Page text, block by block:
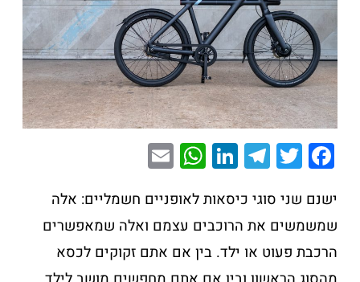
F
a
c
e
b
T
wi
tt
er
T
el
e
gr
a
Li
n
k
e
dI
W
h
at
s
A
ai
l
ישנם שני סוגי כיסאות לאופניים חשמליים: אלה
שמשמשים את הרוכבים עצמם ואלה שמאפשרים
הרכבת פעוט או ילד. בין אם אתם זקוקים לכסא